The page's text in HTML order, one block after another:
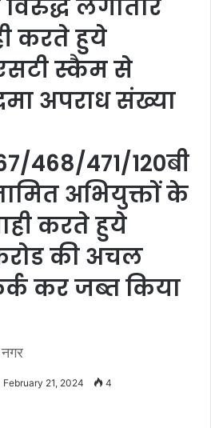
लगातार
करते हुये
स्कैम से
अपराध संख्या
468/471/120बी
अभियुक्तों के
करते हुये
की अचल
कर जब्त किया
नगर
February 21, 2024 4